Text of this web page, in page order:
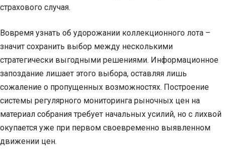
страхового случая.
Вовремя узнать об удорожании коллекционного лота –
значит сохранить выбор между несколькими
стратегически выгодными решениями. Информационное
запоздание лишает этого выбора, оставляя лишь
сожаление о пропущенных возможностях. Построение
системы регулярного мониторинга рыночных цен на
материал собрания требует начальных усилий, но с лихвой
окупается уже при первом своевременно выявленном
движении цен.